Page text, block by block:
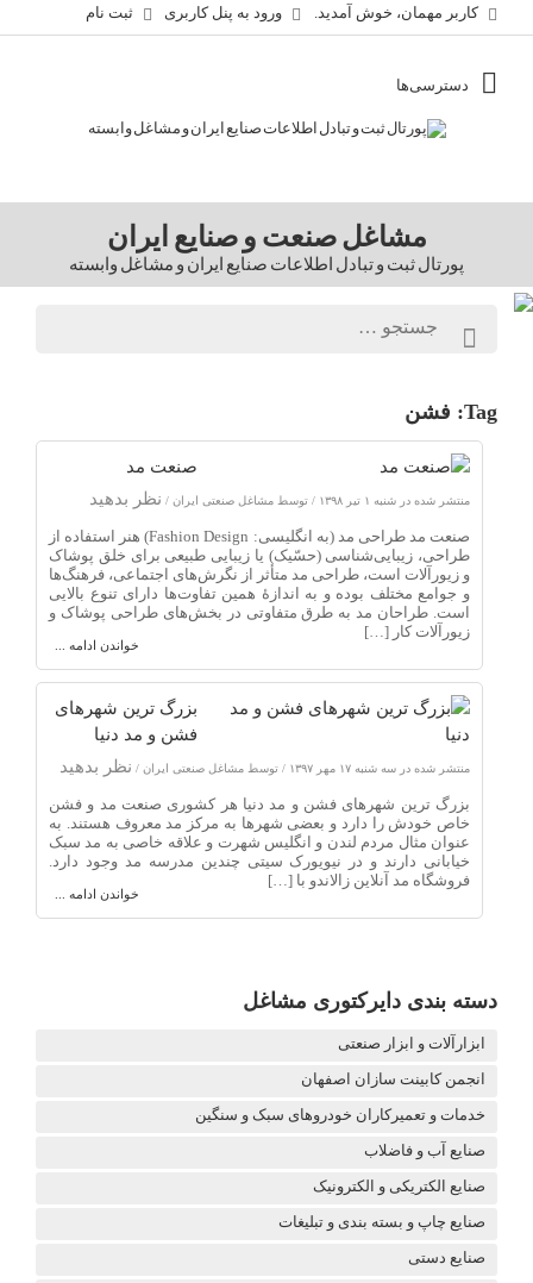
کاربر مهمان، خوش آمدید. ورود به پنل کاربری ثبت نام
مشاغل صنعت و صنایع ایران
پورتال ثبت و تبادل اطلاعات صنایع ایران و مشاغل وابسته
Tag: فشن
صنعت مد
منتشر شده در شنبه ۱ تیر ۱۳۹۸ / توسط مشاغل صنعتی ایران / نظر بدهید
صنعت مد طراحی مد (به انگلیسی: Fashion Design) هنر استفاده از
طراحی، زیبایی‌شناسی (حسّیک) یا زیبایی طبیعی برای خلق پوشاک
و زیورآلات است، طراحی مد متأثر از نگرش‌های اجتماعی، فرهنگ‌ها
و جوامع مختلف بوده و به اندازهٔ همین تفاوت‌ها دارای تنوع بالایی
است. طراحان مد به طرق متفاوتی در بخش‌های طراحی پوشاک و
زیورآلات کار […]
خواندن ادامه ...
بزرگ ترین شهرهای
فشن و مد دنیا
منتشر شده در سه شنبه ۱۷ مهر ۱۳۹۷ / توسط مشاغل صنعتی ایران / نظر بدهید
بزرگ ترین شهرهای فشن و مد دنیا هر کشوری صنعت مد و فشن
خاص خودش را دارد و بعضی شهرها به مرکز مد معروف هستند. به
عنوان مثال مردم لندن و انگلیس شهرت و علاقه خاصی به مد سبک
خیابانی دارند و در نیویورک سیتی چندین مدرسه مد وجود دارد.
فروشگاه مد آنلاین زالاندو با […]
خواندن ادامه ...
دسته بندی دایرکتوری مشاغل
ابزارآلات و ابزار صنعتی
انجمن کابینت سازان اصفهان
خدمات و تعمیرکاران خودروهای سبک و سنگین
صنایع آب و فاضلاب
صنایع الکتریکی و الکترونیک
صنایع چاپ و بسته بندی و تبلیغات
صنایع دستی